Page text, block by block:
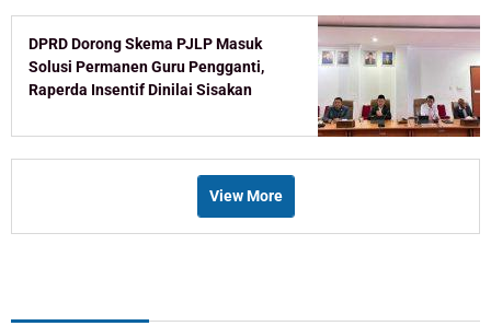
DPRD Dorong Skema PJLP Masuk
Solusi Permanen Guru Pengganti,
Raperda Insentif Dinilai Sisakan
View More